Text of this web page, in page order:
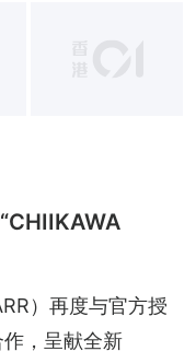
）再度与官方授
，呈献全新